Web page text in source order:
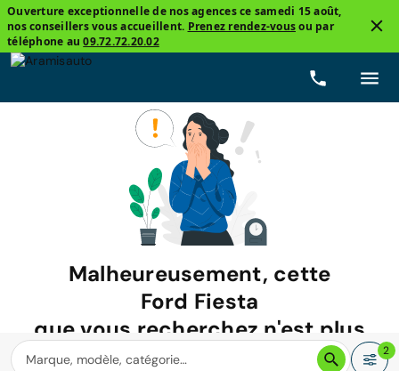
Ouverture exceptionnelle de nos agences ce samedi 15 août,
nos conseillers vous accueillent. Prenez rendez-vousou par
téléphone au09.72.72.20.02
Malheureusement, cette
Ford Fiesta
que vous recherchez n'est plus
disponible.
2